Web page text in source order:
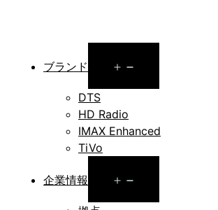
ブランド
menu
DTS
HD Radio
IMAX Enhanced
TiVo
企業情報
menu